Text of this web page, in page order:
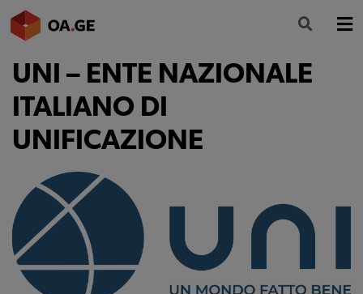
L’ORDINE
AMMINISTRAZIONE TRASPARENTE
ALBO
SEGRETERIA
SERVIZI
FORMAZIONE
NEWS
UNI – ENTE NAZIONALE
ITALIANO DI
UNIFICAZIONE